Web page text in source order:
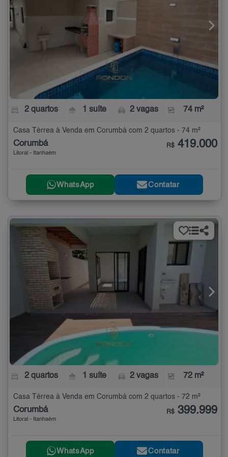
2 quartos 1 suíte 2 vagas 74 m²
Casa Térrea à Venda em Corumbá com 2 quartos - 74 m²
Corumbá
Litoral - Itanhaém
R$ 419.000
WhatsApp Contatar
2 quartos 1 suíte 2 vagas 72 m²
Casa Térrea à Venda em Corumbá com 2 quartos - 72 m²
Corumbá
Litoral - Itanhaém
R$ 399.999
WhatsApp Contatar